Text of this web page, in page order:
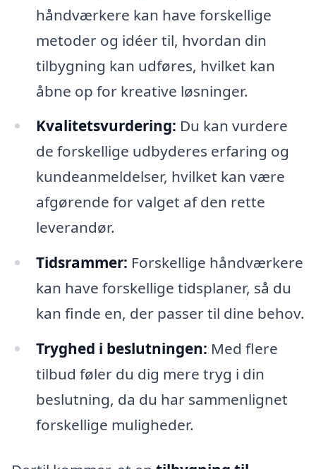
håndværkere kan have forskellige
metoder og idéer til, hvordan din
tilbygning kan udføres, hvilket kan
åbne op for kreative løsninger.
Kvalitetsvurdering: Du kan vurdere
de forskellige udbyderes erfaring og
kundeanmeldelser, hvilket kan være
afgørende for valget af den rette
leverandør.
Tidsrammer: Forskellige håndværkere
kan have forskellige tidsplaner, så du
kan finde en, der passer til dine behov.
Tryghed i beslutningen: Med flere
tilbud føler du dig mere tryg i din
beslutning, da du har sammenlignet
forskellige muligheder.